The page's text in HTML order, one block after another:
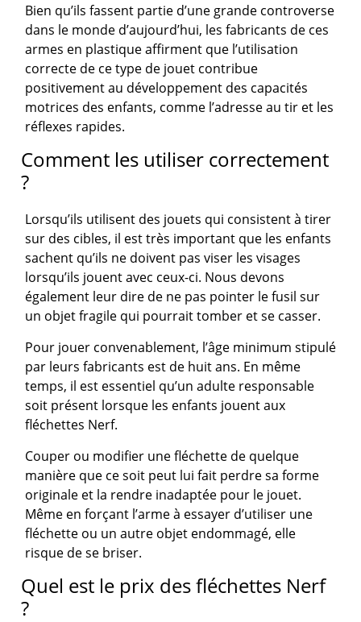
Bien qu’ils fassent partie d’une grande controverse
dans le monde d’aujourd’hui, les fabricants de ces
armes en plastique affirment que l’utilisation
correcte de ce type de jouet contribue
positivement au développement des capacités
motrices des enfants, comme l’adresse au tir et les
réflexes rapides.
Comment les utiliser correctement
?
Lorsqu’ils utilisent des jouets qui consistent à tirer
sur des cibles, il est très important que les enfants
sachent qu’ils ne doivent pas viser les visages
lorsqu’ils jouent avec ceux-ci. Nous devons
également leur dire de ne pas pointer le fusil sur
un objet fragile qui pourrait tomber et se casser.
Pour jouer convenablement, l’âge minimum stipulé
par leurs fabricants est de huit ans. En même
temps, il est essentiel qu’un adulte responsable
soit présent lorsque les enfants jouent aux
fléchettes Nerf.
Couper ou modifier une fléchette de quelque
manière que ce soit peut lui fait perdre sa forme
originale et la rendre inadaptée pour le jouet.
Même en forçant l’arme à essayer d’utiliser une
fléchette ou un autre objet endommagé, elle
risque de se briser.
Quel est le prix des fléchettes Nerf
?